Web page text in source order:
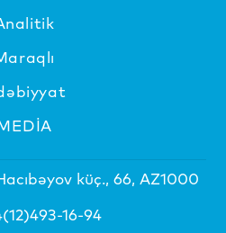
küç., 66, AZ1000
16-94